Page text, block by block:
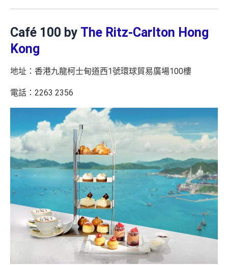
Café 100 by The Ritz-Carlton Hong
Kong
地址：香港九龍柯士甸道西1號環球貿易廣場100樓
電話：2263 2356